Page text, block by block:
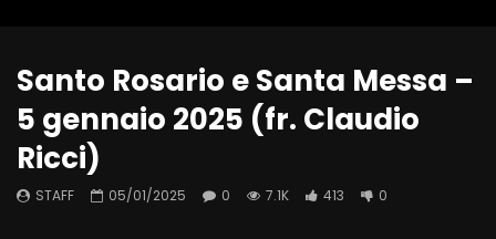
Santo Rosario e Santa Messa –
5 gennaio 2025 (fr. Claudio
Ricci)
STAFF 05/01/2025 0 7.1K 413 0